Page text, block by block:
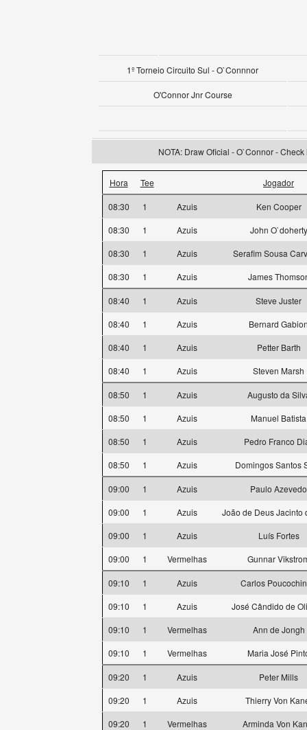
1º Torneio Circuito Sul - O`Connnor
O'Connor Jnr Course
NOTA: Draw Oficial - O`Connor -
Hora Tee Jogador
08:30 1 Azuis
Ken Cooper
08:30
1 Azuis
John O`doherty
08:30
1 Azuis
Serafim Sousa
08:30
1 Azuis James
08:40 1 Azuis
Steve Juster
08:40
1 Azuis
Bernard
08:40
1 Azuis
Petter Barth
08:40
1 Azuis Steven Marsh
08:50 1 Azuis
Augusto da
08:50
1 Azuis
Manuel Batista
08:50
1 Azuis
Pedro Franco
08:50
1 Azuis Domingos Santos
09:00 1 Azuis
Paulo Azevedo
09:00
1 Azuis
João de Deus Jacinto
09:00
1 Azuis
Luís Fortes
09:00
1 Vermelhas Gunnar
09:10 1 Azuis
Carlos
09:10
1 Azuis
José Cândido de
09:10
1 Vermelhas
Ann de Jongh
09:10
1 Vermelhas Maria José
09:20 1 Azuis
Peter Mills
09:20
1 Azuis
Thierry Von
09:20
1 Vermelhas
Arminda Von